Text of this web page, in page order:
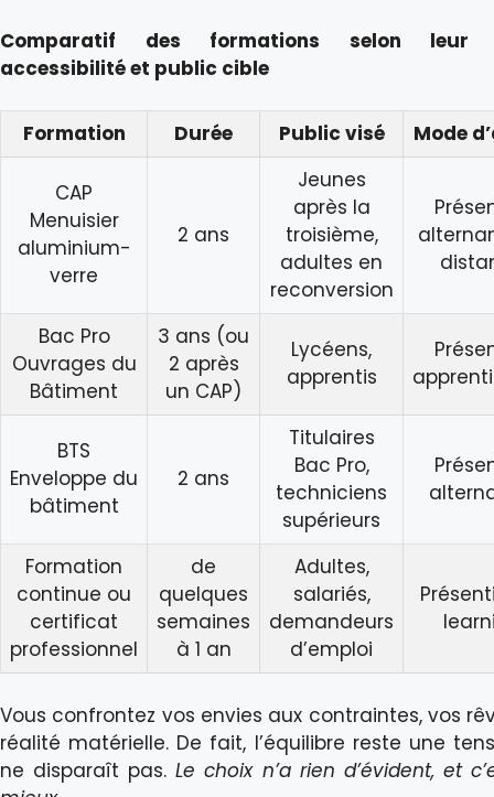
Comparatif des formations selon leur
accessibilité et public cible
Formation Durée Public visé Mode
CAP
Menuisier
aluminium-
verre
2 ans
Jeunes
après la
troisième,
adultes en
reconversion
Bac Pro
Ouvrages du
Bâtiment
3 ans (ou
2 après
un CAP)
Lycéens,
apprentis
BTS
Enveloppe du
bâtiment
2 ans
Titulaires
Bac Pro,
techniciens
supérieurs
Formation
continue ou
certificat
professionnel
de
quelques
semaines
à 1 an
Adultes,
salariés,
demandeurs
d’emploi
Vous confrontez vos envies aux contraintes, vos
réalité matérielle. De fait, l’équilibre reste une
ne disparaît pas.Le choix n’a rien d’évident, et